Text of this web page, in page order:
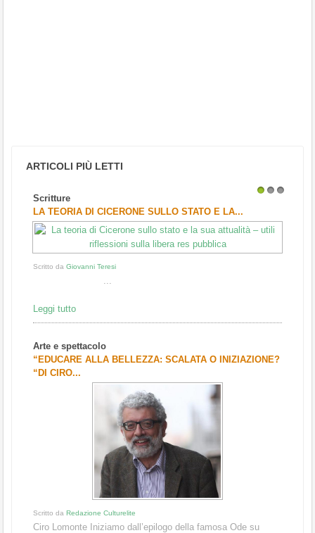
ARTICOLI PIÙ LETTI
Scritture
LA TEORIA DI CICERONE SULLO STATO E LA...
Scritto da Giovanni Teresi
Leggi tutto
Arte e spettacolo
“EDUCARE ALLA BELLEZZA: SCALATA O INIZIAZIONE?
“DI CIRO...
Scritto da Redazione Culturelite
Ciro Lomonte Iniziamo dall’epilogo della famosa Ode su